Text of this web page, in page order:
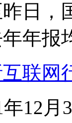
日，
年报
联网
年12